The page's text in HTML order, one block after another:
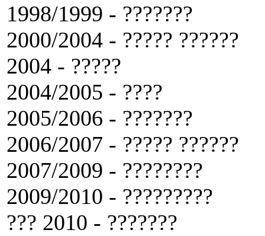
1998/1999 - ???????
2000/2004 - ????? ??????
2004 - ?????
2004/2005 - ????
2005/2006 - ???????
2006/2007 - ????? ??????
2007/2009 - ????????
2009/2010 - ?????????
??? 2010 - ???????